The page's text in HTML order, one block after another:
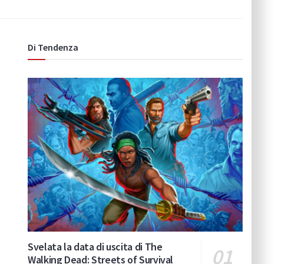
Di Tendenza
Svelata la data di uscita di The
Walking Dead: Streets of Survival